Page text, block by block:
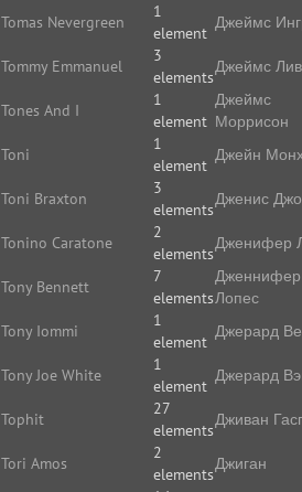
Tomas Nevergreen
1
element
Tommy Emmanuel
3
elements
Tones And I
1
element
Toni
1
element
Toni Braxton
3
elements
Tonino Caratone
2
elements
Tony Bennett
7
elements
Tony Iommi
1
element
Tony Joe White
1
element
Tophit
27
elements
Tori Amos
2
elements
Джеймс
Джеймс
Джеймс
Моррисон
Джейн
Дженис
Дженифер
Дженнифер
Лопес
Джерард
Джерард
Дживан
Джиган